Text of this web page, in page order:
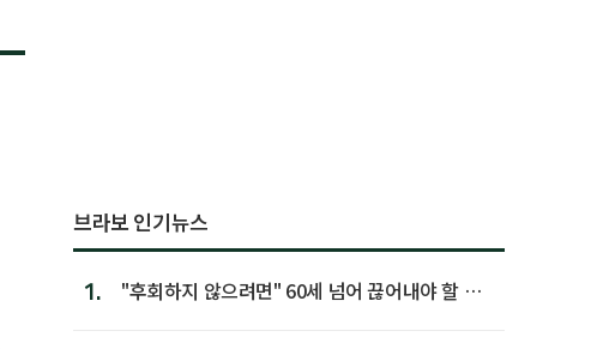
브라보 인기뉴스
1.
"후회하지 않으려면" 60세 넘어 끊어내야 할 사